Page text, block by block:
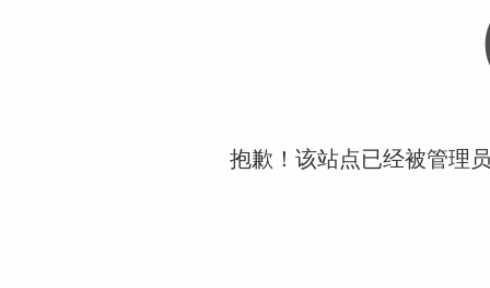
抱歉！该站点已经被管理